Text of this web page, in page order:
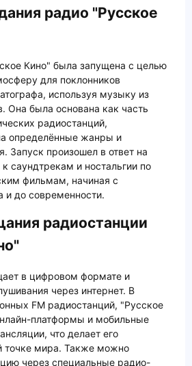
радио "Русское
Кино" была запущена с целью
для поклонников
используя музыку из
Она была основана как часть
радиостанций,
определённые жанры и
Запуск произошел в ответ на
саундтрекам и ностальгии по
фильмам, начиная с
и до современности.
радиостанции
в цифровом формате и
через интернет. В
FM радиостанций, "Русское
платформы и мобильные
что делает его
точке мира. Также можно
через специальные радио-